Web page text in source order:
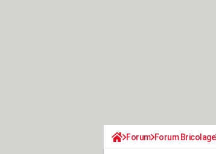
Forum Forum Bricolage